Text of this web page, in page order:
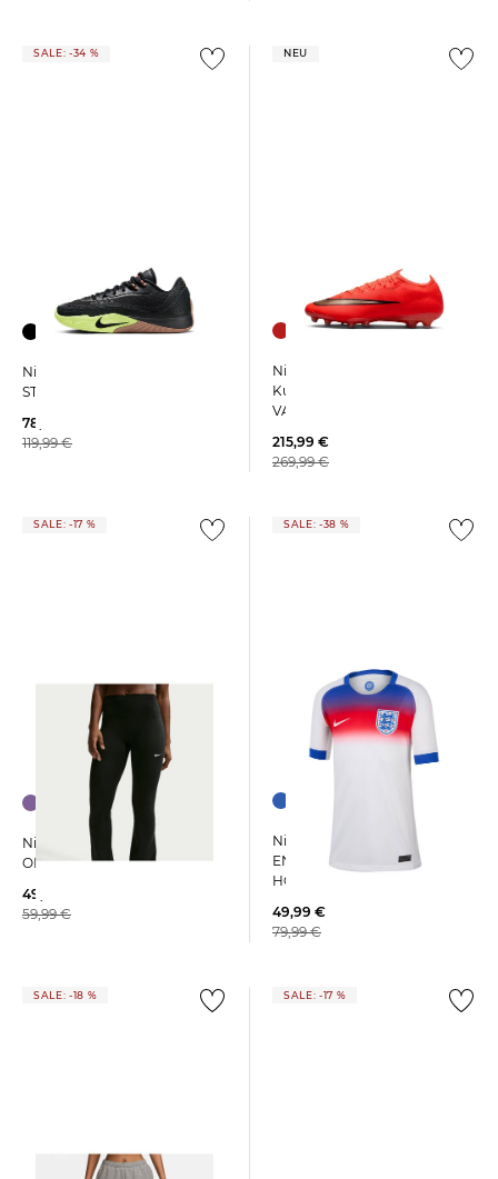
SALE: -34 %
Nike | Basketballschuhe
STREET FLARE
78,99 €
119,99 €
NEU
Nike | Fußballschuhe
Kunstrasen MERCURIAL
VAPOR 17 ELITE AG
215,99 €
269,99 €
SALE: -17 %
Nike | Damen Sporttights
ONE
49,79 €
59,99 €
SALE: -38 %
Nike | Kinder Fußballtrikot
ENGLAND 2025 STADIUM
HOME
49,99 €
79,99 €
SALE: -18 % SALE: -17 %